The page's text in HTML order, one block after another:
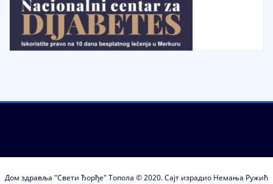
Дом здравља "Свети Ђорђе" Топола © 2020. Сајт израдио Немања Ружић